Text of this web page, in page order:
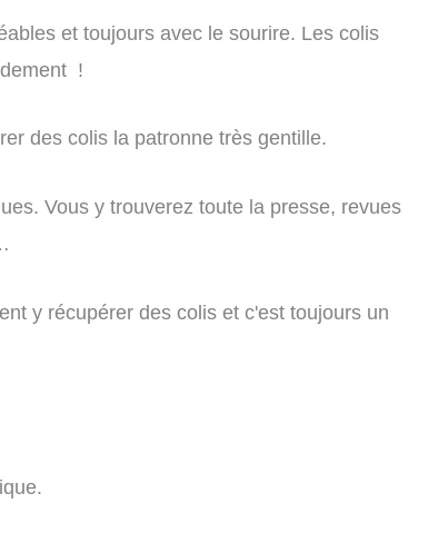
et toujours avec le sourire. Les colis
!
des colis la patronne très gentille.
Vous y trouverez toute la presse, revues
y récupérer des colis et c'est toujours un